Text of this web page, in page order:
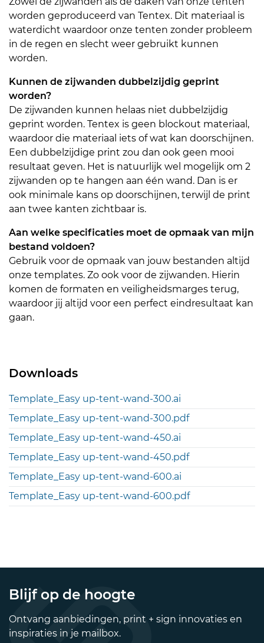
worden geproduceerd van Tentex. Dit materiaal is
waterdicht waardoor onze tenten zonder probleem
in de regen en slecht weer gebruikt kunnen
worden.
Kunnen de zijwanden dubbelzijdig geprint
worden?
De zijwanden kunnen helaas niet dubbelzijdig
geprint worden. Tentex is geen blockout materiaal,
waardoor die materiaal iets of wat kan doorschijnen.
Een dubbelzijdige print zou dan ook geen mooi
resultaat geven. Het is natuurlijk wel mogelijk om 2
zijwanden op te hangen aan één wand. Dan is er
ook minimale kans op doorschijnen, terwijl de print
aan twee kanten zichtbaar is.
Aan welke specificaties moet de opmaak van mijn
bestand voldoen?
Gebruik voor de opmaak van jouw bestanden altijd
onze templates. Zo ook voor de zijwanden. Hierin
komen de formaten en veiligheidsmarges terug,
waardoor jij altijd voor een perfect eindresultaat kan
gaan.
Downloads
Template_Easy up-tent-wand-300.ai
Template_Easy up-tent-wand-300.pdf
Template_Easy up-tent-wand-450.ai
Template_Easy up-tent-wand-450.pdf
Template_Easy up-tent-wand-600.ai
Template_Easy up-tent-wand-600.pdf
Blijf op de hoogte
Ontvang aanbiedingen, print + sign innovaties en
inspiraties in je mailbox.